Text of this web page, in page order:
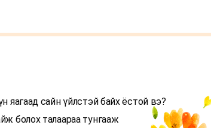
яагаад сайн үйлстэй байх ёстой вэ?
болох талаараа тунгааж